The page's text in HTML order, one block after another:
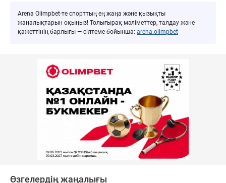
Arena Olimpbet-те спорттың ең жаңа және қызықты
жаңалықтарын оқыңыз! Толығырақ мәліметтер, талдау және
қажеттінің барлығы — сілтеме бойынша: arena.olimpbet